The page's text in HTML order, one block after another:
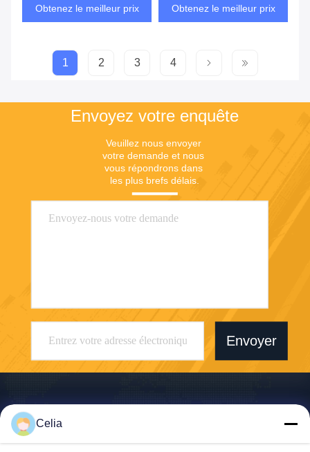
Obtenez le meilleur prix Obtenez le meilleur prix
1 2 3 4
Envoyez votre enquête
Veuillez nous envoyer
votre demande et nous
vous répondrons dans
les plus brefs délais.
Envoyer
Shenzhen Zhong Jian South Environment
Celia